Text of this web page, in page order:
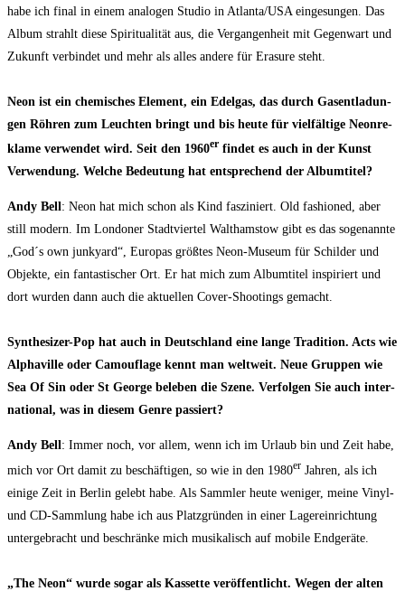
habe ich final in einem ana­lo­gen Stu­dio in Atlanta/​USA ein­ge­sun­gen. Das
Album strahlt die­se Spi­ri­tua­li­tät aus, die Ver­gan­gen­heit mit Gegen­wart und
Zukunft ver­bin­det und mehr als alles ande­re für Era­su­re steht.
Neon ist ein che­mi­sches Ele­ment, ein Edel­gas, das durch Gas­ent­la­dun­
gen Röh­ren zum Leuch­ten bringt und bis heu­te für viel­fäl­ti­ge Neon­re­
kla­me ver­wen­det wird. Seit den 1960er fin­det es auch in der Kunst
Ver­wen­dung. Wel­che Bedeu­tung hat ent­spre­chend der Albumtitel?
Andy Bell: Neon hat mich schon als Kind fas­zi­niert. Old fashio­ned, aber
still modern. Im Lon­do­ner Stadt­vier­tel Walt­hamstow gibt es das soge­nann­te
„God´s own jun­k­yard“, Euro­pas größ­tes Neon-Muse­um für Schil­der und
Objek­te, ein fan­tas­ti­scher Ort. Er hat mich zum Album­ti­tel inspi­riert und
dort wur­den dann auch die aktu­el­len Cover-Shoo­tings gemacht.
Syn­the­si­zer-Pop hat auch in Deutsch­land eine lan­ge Tra­di­ti­on. Acts wie
Alpha­ville oder Camou­fla­ge kennt man welt­weit. Neue Grup­pen wie
Sea Of Sin oder St Geor­ge bele­ben die Sze­ne. Ver­fol­gen Sie auch inter­
na­tio­nal, was in die­sem Gen­re passiert?
Andy Bell: Immer noch, vor allem, wenn ich im Urlaub bin und Zeit habe,
mich vor Ort damit zu beschäf­ti­gen, so wie in den 1980er Jah­ren, als ich
eini­ge Zeit in Ber­lin gelebt habe. Als Samm­ler heu­te weni­ger, mei­ne Vinyl-
und CD-Samm­lung habe ich aus Platz­grün­den in einer Lager­ein­rich­tung
unter­ge­bracht und beschrän­ke mich musi­ka­lisch auf mobi­le End­ge­rä­te.
„The Neon“ wur­de sogar als Kas­set­te ver­öf­fent­licht. Wegen der alten